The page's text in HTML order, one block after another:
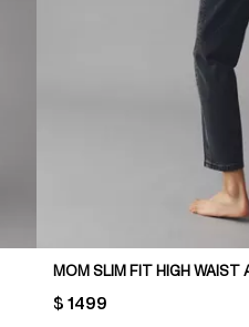
MOM SLIM FIT HIGH WAIST
PRICE:
$ 1499